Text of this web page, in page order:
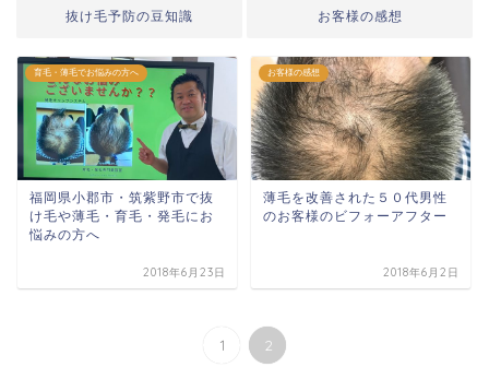
抜け毛予防の豆知識 お客様の感想
育毛・薄毛でお悩みの方へ
福岡県小郡市・筑紫野市で抜
け毛や薄毛・育毛・発毛にお
悩みの方へ
2018年6月23日
お客様の感想
薄毛を改善された５０代男性
のお客様のビフォーアフター
2018年6月2日
1 2